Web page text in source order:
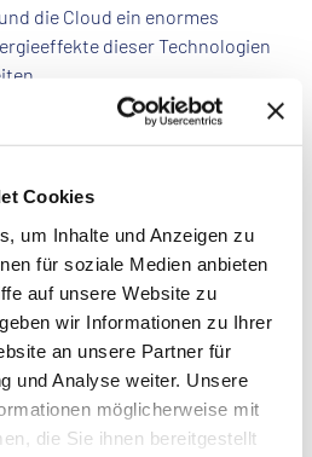
Cookies
um Inhalte und Anzeigen zu
für soziale Medien anbieten
auf unsere Website zu
wir Informationen zu Ihrer
an unsere Partner für
und Analyse weiter. Unsere
möglicherweise mit
die Sie ihnen bereitgestellt
die Cloud ein enormes
dieser Technologien
Projekten wider, bei denen
So hat SPIE
Plattform zur
unsere Unternehmen fast
in den 1880er Jahren an der
in Berlin beteiligt; nur
half SPIE bei der Elektrifizierung
Weise bewegen wir uns
zu, die den Maßstab für